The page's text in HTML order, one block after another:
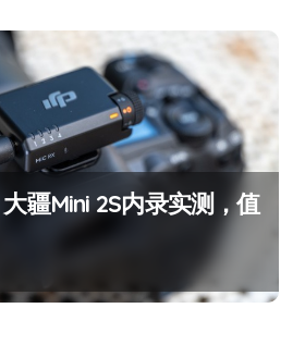
疆Mini 2S内录实测，值